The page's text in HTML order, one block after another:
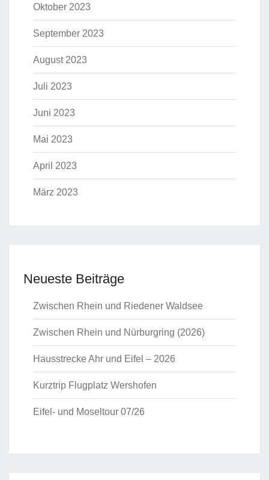
Oktober 2023
September 2023
August 2023
Juli 2023
Juni 2023
Mai 2023
April 2023
März 2023
Neueste Beiträge
Zwischen Rhein und Riedener Waldsee
Zwischen Rhein und Nürburgring (2026)
Hausstrecke Ahr und Eifel – 2026
Kurztrip Flugplatz Wershofen
Eifel- und Moseltour 07/26